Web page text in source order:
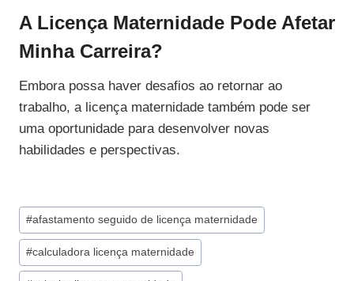
A Licença Maternidade Pode Afetar
Minha Carreira?
Embora possa haver desafios ao retornar ao
trabalho, a licença maternidade também pode ser
uma oportunidade para desenvolver novas
habilidades e perspectivas.
Tags
do
Post:
#afastamento seguido de licença maternidade
#calculadora licença maternidade